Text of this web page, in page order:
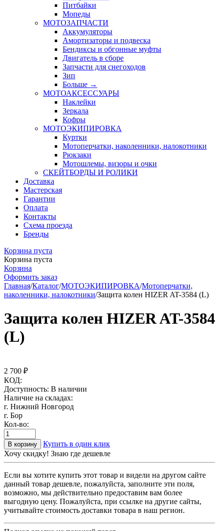
Питбайки
Мопеды
МОТОЗАПЧАСТИ
Аккумуляторы
Амортизаторы и подвеска
Бендиксы и обгонные муфты
Двигатель в сборе
Запчасти для снегоходов
Зип
Больше →
МОТОАКСЕССУАРЫ
Наклейки
Зеркала
Кофры
МОТОЭКИПИРОВКА
Куртки
Мотоперчатки, наколенники, налокотники
Рюкзаки
Мотошлемы, визоры и очки
СКЕЙТБОРДЫ И РОЛИКИ
Доставка
Мастерская
Гарантии
Оплата
Контакты
Схема проезда
Бренды
Корзина пуста
Корзина пуста
Корзина
Оформить заказ
Главная/Каталог/МОТОЭКИПИРОВКА/Мотоперчатки,
наколенники, налокотники/Защита колен HIZER AT-3584 (L)
Защита колен HIZER AT-3584
(L)
2 700 ₽
КОД:
Доступность: В наличии
Наличие на складах:
г. Нижний Новгород
г. Бор
Кол-во:
В корзину
Купить в один клик
Хочу скидку! Знаю где дешевле
Если вы хотите купить этот товар и видели на другом сайте
данный товар дешевле, пожалуйста, заполните эти поля,
возможно, мы действительно предоставим вам более
выгодную цену. Пожалуйста, при ссылке на другие сайты,
учитывайте стоимость доставки товара в наш регион.